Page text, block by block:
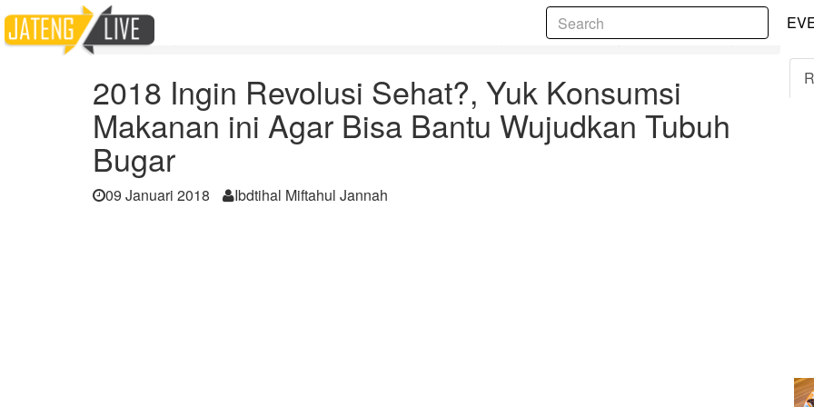
Home
2018 Ingin Revolusi Sehat?, Yuk Konsumsi Makanan ini Agar Bisa Bantu Wujudkan Tubuh Bugar
2018 Ingin Revolusi Sehat?, Yuk Konsumsi
Makanan ini Agar Bisa Bantu Wujudkan Tubuh
Bugar
09 Januari 2018 Ibdtihal Miftahul Jannah